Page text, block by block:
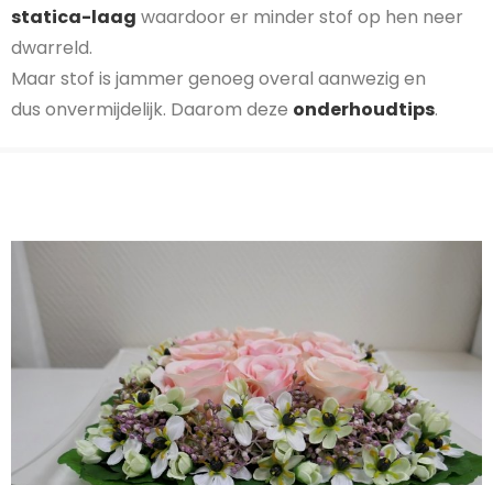
statica-laag waardoor er minder stof op hen neer
dwarreld.
Maar stof is jammer genoeg overal aanwezig en
dus onvermijdelijk. Daarom deze onderhoudtips.